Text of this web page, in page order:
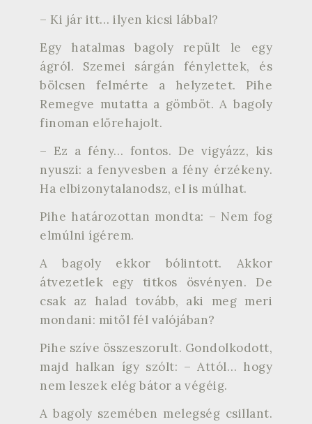
– Ki jár itt… ilyen kicsi lábbal?
Egy hatalmas bagoly repült le egy
ágról. Szemei sárgán fénylettek, és
bölcsen felmérte a helyzetet. Pihe
Remegve mutatta a gömböt. A bagoly
finoman előrehajolt.
– Ez a fény… fontos. De vigyázz, kis
nyuszi: a fenyvesben a fény érzékeny.
Ha elbizonytalanodsz, el is múlhat.
Pihe határozottan mondta: – Nem fog
elmúlni ígérem.
A bagoly ekkor bólintott. Akkor
átvezetlek egy titkos ösvényen. De
csak az halad tovább, aki meg meri
mondani: mitől fél valójában?
Pihe szíve összeszorult. Gondolkodott,
majd halkan így szólt: – Attól… hogy
nem leszek elég bátor a végéig.
A bagoly szemében melegség csillant.